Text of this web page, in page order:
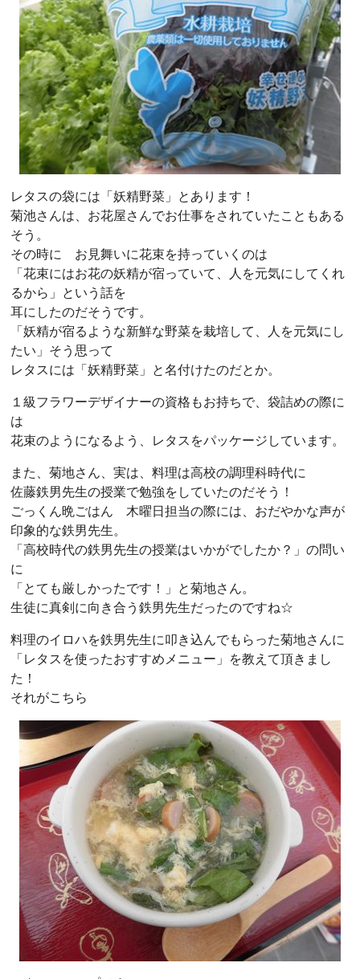
レタスの袋には「妖精野菜」とあります！
菊池さんは、お花屋さんでお仕事をされていたこともある
そう。
その時に お見舞いに花束を持っていくのは
「花束にはお花の妖精が宿っていて、人を元気にしてくれ
るから」という話を
耳にしたのだそうです。
「妖精が宿るような新鮮な野菜を栽培して、人を元気にし
たい」そう思って
レタスには「妖精野菜」と名付けたのだとか。
１級フラワーデザイナーの資格もお持ちで、袋詰めの際に
は
花束のようになるよう、レタスをパッケージしています。
また、菊地さん、実は、料理は高校の調理科時代に
佐藤鉄男先生の授業で勉強をしていたのだそう！
ごっくん晩ごはん 木曜日担当の際には、おだやかな声が
印象的な鉄男先生。
「高校時代の鉄男先生の授業はいかがでしたか？」の問い
に
「とても厳しかったです！」と菊地さん。
生徒に真剣に向き合う鉄男先生だったのですね☆
料理のイロハを鉄男先生に叩き込んでもらった菊地さんに
「レタスを使ったおすすめメニュー」を教えて頂きまし
た！
それがこちら